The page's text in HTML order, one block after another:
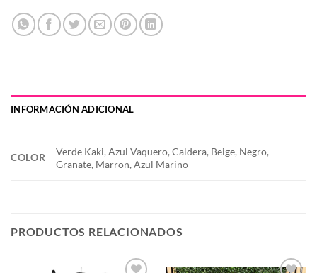
INFORMACIÓN ADICIONAL
COLOR
Verde Kaki, Azul Vaquero, Caldera, Beige, Negro,
Granate, Marron, Azul Marino
PRODUCTOS RELACIONADOS